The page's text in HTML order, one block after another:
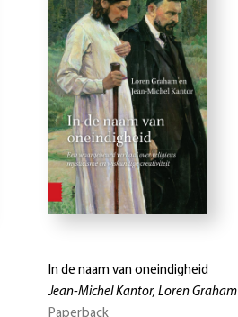
In de naam van oneindigheid
Jean-Michel Kantor, Loren Graham
Paperback